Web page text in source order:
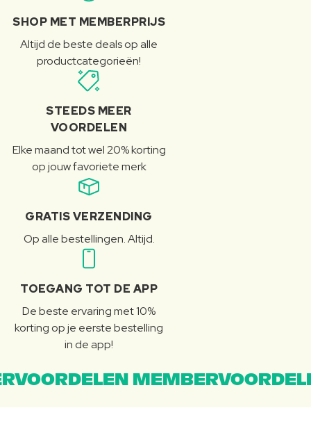
SHOP MET MEMBERPRIJS
Altijd de beste deals op alle
productcategorieën!
STEEDS MEER
VOORDELEN
Elke maand tot wel 20% korting
op jouw favoriete merk
GRATIS VERZENDING
Op alle bestellingen. Altijd.
TOEGANG TOT DE APP
De beste ervaring met 10%
korting op je eerste bestelling
in de app!